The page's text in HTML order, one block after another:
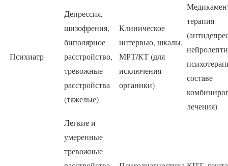
Психиатр
Депрессия,
шизофрения,
биполярное
расстройство,
тревожные
расстройства
(тяжелые)
Клиническое
интервью, шкалы,
МРТ/КТ (для
исключения
органики)
терапия
составе
лечения)
Легкие и
умеренные
тревожные